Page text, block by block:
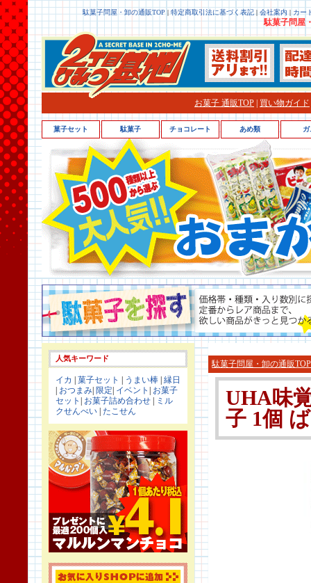
駄菓子問屋・卸の通販TOP | 特定商取引法に基づく表記 | 会社案内 | カー
駄菓子問屋
お菓子 通販TOP 買い物ガイド
人気キーワード
イカ 菓子セット うまい棒 縁日
おつまみ 限定 イベント
お菓子
セット
お菓子詰め合わせ
ミル
クせんべい たこせん
駄菓子問屋・卸の通販TOP
UHA味
子 1個